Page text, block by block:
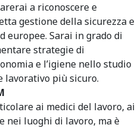
a riconoscere e
gestione della sicurezza e
europee. Sarai in grado di
strategie di
e l’igiene nello studio
più sicuro.
ai medici del lavoro, ai
nei luoghi di lavoro, ma è